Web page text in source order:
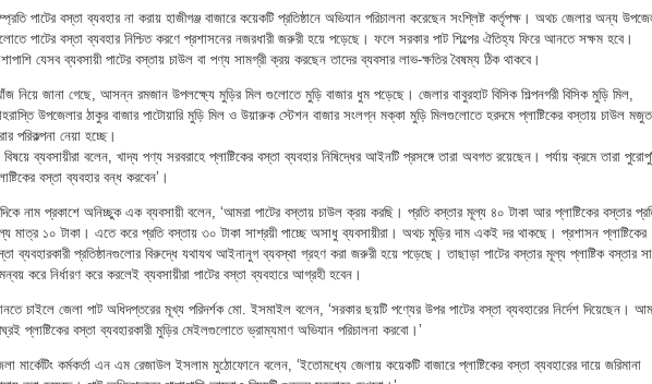
পাটের বস্তা ব্যবহার না করায় হাজীগঞ্জ বাজারে কয়েকটি প্রতিষ্ঠানে অভিযান পরিচালনা করেছেন সংশ্লিষ্ট কর্তৃপক্ষ। অথচ জেলার অন্য
পাটের বস্তা ব্যবহার নিশ্চিত করণে প্রশাসনের নজরধারী জরুরী হয়ে পড়েছে। ফলে সরকার পাট শিল্পের ঐতিহ্য ফিরে আনতে সক্ষম হবে।
যেসব ব্যবসায়ী পাটের বস্তায় চাউল বা পণ্য সামগ্রী ক্রয় করছেন তাদের ব্যবসার লাভ-ক্ষতির বৈষম্য ঠিক থাকবে।
নিয়ে জানা গেছে, আসন্ন রমজান উপলক্ষ্যে মুড়ির মিল গুলোতে মুড়ি বাজার ধুম পড়েছে। জেলার বাবুরহাট বিসিক শিল্পনগরী বিসিক মুড়ি মিল,
উপজেলার ঠাকুর বাজার পাটোয়ারি মুড়ি মিল ও উয়ারুক স্টেশন বাজার সংলগ্ন মক্কা মুড়ি মিলগুলোতে হরদমে প্লাষ্টিকের বস্তায় চাউল মজুত
পরিকল্পনা নেয়া হচ্ছে।
ব্যবসায়ীরা বলেন, খাদ্য পণ্য সরবরাহে প্লাষ্টিকের বস্তা ব্যবহার নিষিদ্ধের আইনটি প্রসঙ্গে তারা অবগত রয়েছেন। পর্যায় ক্রমে তারা
বস্তা ব্যবহার বন্ধ করবেন’।
নাম প্রকাশে অনিচ্ছুক এক ব্যবসায়ী বলেন, ‘আমরা পাটের বস্তায় চাউল ক্রয় করছি। প্রতি বস্তার মূল্য ৪০ টাকা আর প্লাষ্টিকের বস্তার
মাত্র ১০ টাকা। এতে করে প্রতি বস্তায় ৩০ টাকা সাশ্রয়ী পাচ্ছে অসাধু ব্যবসায়ীরা। অথচ মুড়ির দাম একই দর থাকছে। প্রশাসন প্লাষ্টিকের
ব্যবহারকারী প্রতিষ্ঠানগুলোর বিরুদ্ধে যথাযথ আইনানুগ ব্যবস্থা গ্রহণ করা জরুরী হয়ে পড়েছে। তাছাড়া পাটের বস্তার মূল্য প্লাষ্টিক বস্তার
করে নির্ধারণ করে করলেই ব্যবসায়ীরা পাটের বস্তা ব্যবহারে আগ্রহী হবেন।
চাইলে জেলা পাট অধিদপ্তরের মূখ্য পরিদর্শক মো. ইসমাইল বলেন, ‘সরকার ছয়টি পণ্যের উপর পাটের বস্তা ব্যবহারের নির্দেশ দিয়েছেন।
প্লাষ্টিকের বস্তা ব্যবহারকারী মুড়ির মেইলগুলোতে ভ্রাম্যমাণ অভিযান পরিচালনা করবো।’
মার্কেটিং কর্মকর্তা এন এম রেজাউল ইসলাম মুঠোফোনে বলেন, ‘ইতোমধ্যে জেলায় কয়েকটি বাজারে প্লাষ্টিকের বস্তা ব্যবহারের দায়ে জরিমানা